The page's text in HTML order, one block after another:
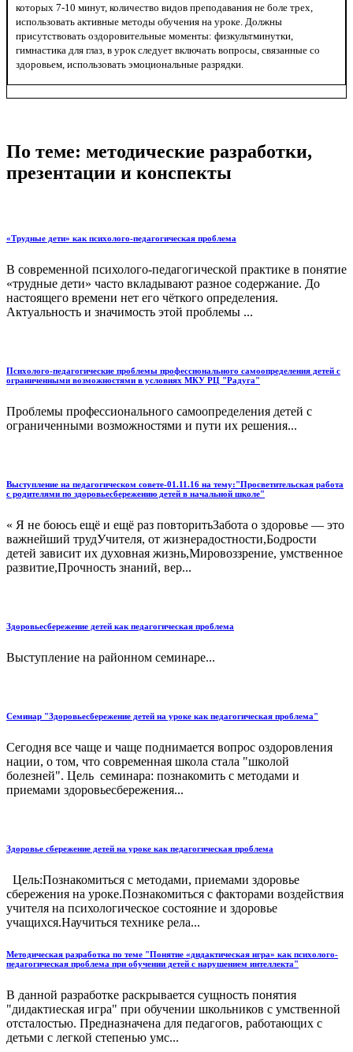
которых 7-10 минут, количество видов преподавания не боле трех,
использовать активные методы обучения на уроке. Должны
присутствовать оздоровительные моменты: физкультминутки,
гимнастика для глаз, в урок следует включать вопросы, связанные со
здоровьем, использовать эмоциональные разрядки.
По теме: методические разработки,
презентации и конспекты
«Трудные дети» как психолого-педагогическая проблема
В современной психолого-педагогической практике в понятие
«трудные дети» часто вкладывают разное содержание. До
настоящего времени нет его чёткого определения.
Актуальность и значимость этой проблемы ...
Психолого-педагогические проблемы профессионального самоопределения детей с
ограниченными возможностями в условиях МКУ РЦ "Радуга"
Проблемы профессионального самоопределения детей с
ограниченными возможностями и пути их решения...
Выступление на педагогическом совете-01.11.16 на тему:"Просветительская работа
с родителями по здоровьесбережению детей в начальной школе"
« Я не боюсь ещё и ещё раз повторитьЗабота о здоровье — это
важнейший трудУчителя, от жизнерадостности,Бодрости
детей зависит их духовная жизнь,Мировоззрение, умственное
развитие,Прочность знаний, вер...
Здоровьесбережение детей как педагогическая проблема
Выступление на районном семинаре...
Семинар "Здоровьесбережение детей на уроке как педагогическая проблема"
Сегодня все чаще и чаще поднимается вопрос оздоровления
нации, о том, что современная школа стала "школой
болезней". Цель семинара: познакомить с методами и
приемами здоровьесбережения...
Здоровье сбережение детей на уроке как педагогическая проблема
Цель:Познакомиться с методами, приемами здоровье
сбережения на уроке.Познакомиться с факторами воздействия
учителя на психологическое состояние и здоровье
учащихся.Научиться технике рела...
Методическая разработка по теме "Понятие «дидактическая игра» как психолого-
педагогическая проблема при обучении детей с нарушением интеллекта"
В данной разработке раскрывается сущность понятия
"дидактиеская игра" при обучении школьников с умственной
отсталостью. Предназначена для педагогов, работающих с
детьми с легкой степенью умс...